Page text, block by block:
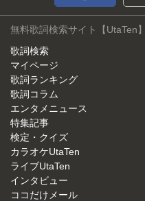
無料歌詞検索サイト【UtaTen】
歌詞検索
マイページ
歌詞ランキング
歌詞コラム
エンタメニュース
特集記事
検定・クイズ
カラオケUtaTen
ライブUtaTen
インタビュー
ココだけメール